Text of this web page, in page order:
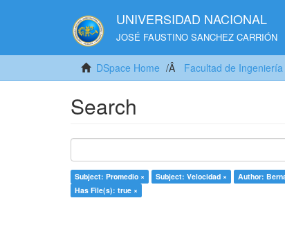
UNIVERSIDAD NACIONAL
JOSÉ FAUSTINO SANCHEZ CARRIÓN
DSpace Home Facultad de
Search
Subject: Promedio × Subject: Velocidad × Author:
Has File(s): true ×